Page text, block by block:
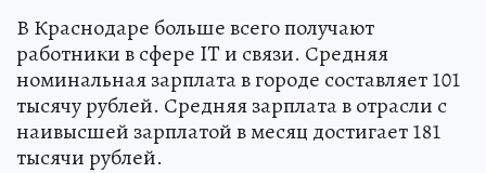
В Краснодаре больше всего получают
работники в сфере IT и связи. Средняя
номинальная зарплата в городе составляет 101
тысячу рублей. Средняя зарплата в отрасли с
наивысшей зарплатой в месяц достигает 181
тысячи рублей.